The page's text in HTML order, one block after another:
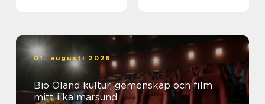
01. augusti 2026
Bio Öland kultur, gemenskap och film
mitt i kalmarsund